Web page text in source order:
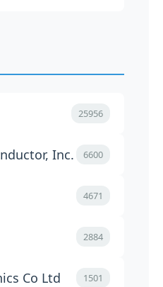
25956
Inc. 6600
4671
2884
Co Ltd 1501